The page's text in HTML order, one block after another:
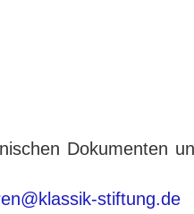
Dokumenten
stiftung.de